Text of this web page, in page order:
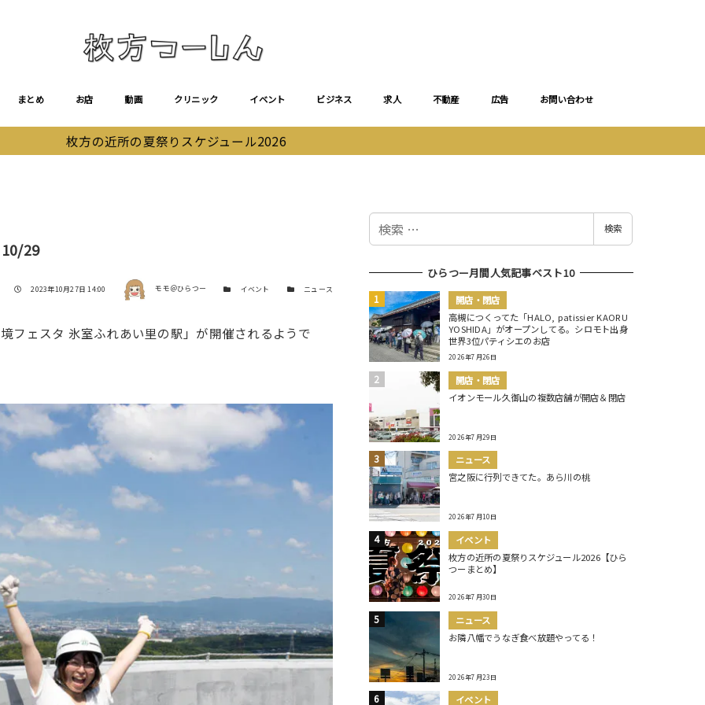
まとめ お店 動画 クリニック イベント ビジネス 求人 不動産 広告 お問い合わせ
枚方の近所の夏祭りスケジュール2026
29
投稿日
2023年10月27日 14:00 著者 モモ＠ひらつー カテゴリー
イベント カテゴリー
ニュース
フェスタ 氷室ふれあい里の駅」が開催されるようで
検
検索
ひらつー月間人気記事ベスト10
開店・閉店
高槻につくってた「HALO, patissier KAORU
YOSHIDA」がオープンしてる。シロモト出身
世界3位パティシエのお店
2026年7月26日
開店・閉店
イオンモール久御山の複数店舗が開店＆閉店
2026年7月29日
ニュース
宮之阪に行列できてた。あら川の桃
2026年7月10日
イベント
枚方の近所の夏祭りスケジュール2026【ひら
つーまとめ】
2026年7月30日
ニュース
お隣八幡でうなぎ食べ放題やってる！
2026年7月23日
イベント